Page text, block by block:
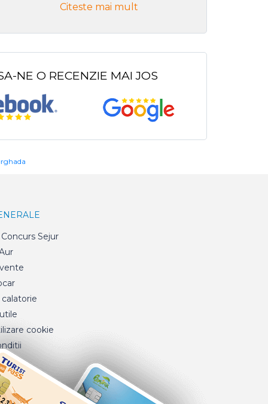
Citeste mai mult
NE O RECENZIE MAI JOS
Sejur
cookie